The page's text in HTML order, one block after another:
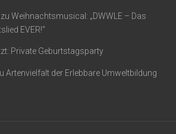
zu Weihnachtsmusical: „DWWLE – Das
EVER!“
Private Geburtstagsparty
Artenvielfalt der Erlebbare Umweltbildung